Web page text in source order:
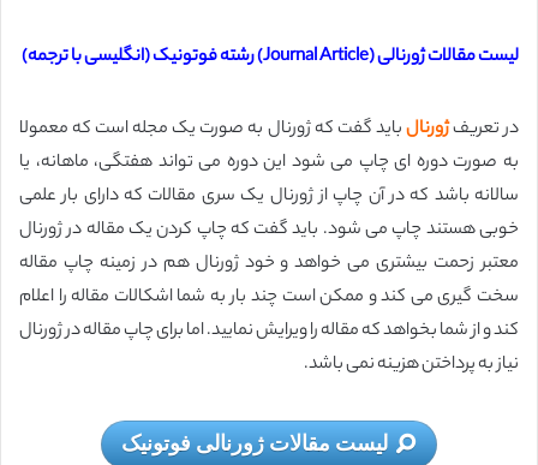
لیست مقالات ژورنالی (Journal Article) رشته فوتونیک (انگلیسی با ترجمه)
در تعریفژورنالباید گفت که ژورنال به صورت یک مجله است که معمولا
به صورت دوره ای چاپ می شود این دوره می تواند هفتگی‌، ماهانه‌، یا
سالانه باشد که در آن چاپ از ژورنال یک سری مقالات که دارای بار علمی
خوبی هستند چاپ می شود. باید گفت که چاپ کردن یک مقاله در ژورنال
معتبر زحمت بیشتری می خواهد و خود ژورنال هم در زمینه چاپ مقاله
سخت گیری می کند و ممکن است چند بار به شما اشکالات مقاله را اعلام
کند و از شما بخواهد که مقاله را ویرایش نمایید. اما برای چاپ مقاله در ژورنال
نیاز به پرداختن هزینه نمی باشد.
لیست مقالات ژورنالی فوتونیک